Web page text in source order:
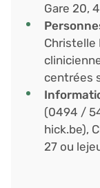
Gare 20,
Christelle
centrées
(0494 /
hick.be),
27 ou